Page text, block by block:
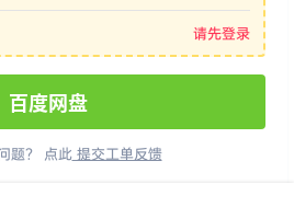
请先登录
百度网盘
题？ 点此提交工单反馈